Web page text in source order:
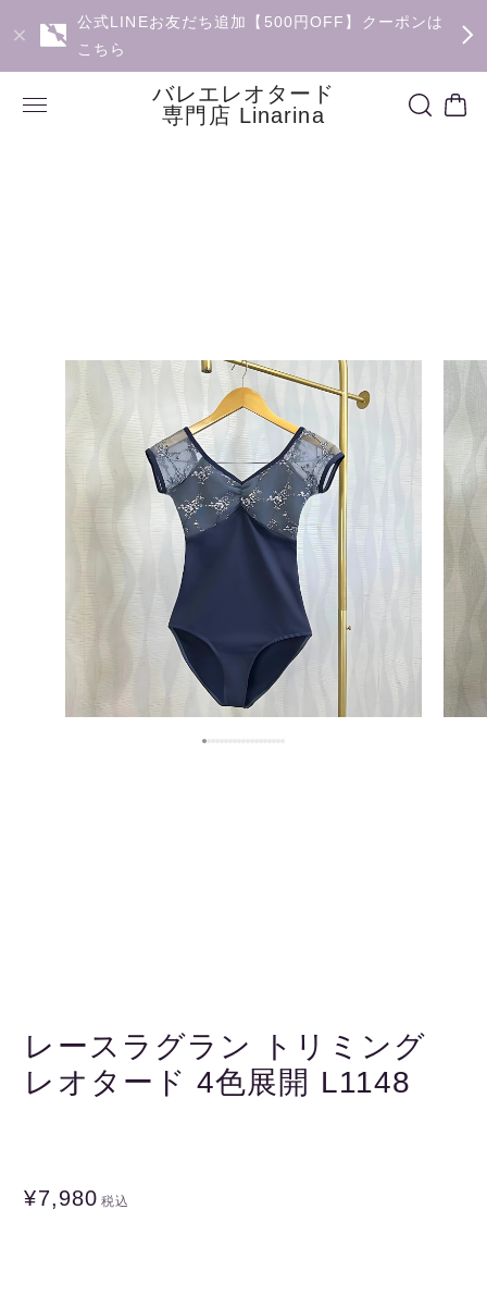
公式LINEお友だち追加【500円OFF】クーポンは
こちら
バレエレオタード
専門店 Linarina
レースラグラン トリミング
レオタード 4色展開 L1148
¥7,980 税込